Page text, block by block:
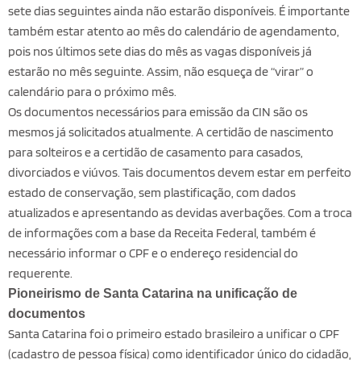
sete dias seguintes ainda não estarão disponíveis. É importante
também estar atento ao mês do calendário de agendamento,
pois nos últimos sete dias do mês as vagas disponíveis já
estarão no mês seguinte. Assim, não esqueça de “virar” o
calendário para o próximo mês.
Os documentos necessários para emissão da CIN são os
mesmos já solicitados atualmente. A certidão de nascimento
para solteiros e a certidão de casamento para casados,
divorciados e viúvos. Tais documentos devem estar em perfeito
estado de conservação, sem plastificação, com dados
atualizados e apresentando as devidas averbações. Com a troca
de informações com a base da Receita Federal, também é
necessário informar o CPF e o endereço residencial do
requerente.
Pioneirismo de Santa Catarina na unificação de
documentos
Santa Catarina foi o primeiro estado brasileiro a unificar o CPF
(cadastro de pessoa física) como identificador único do cidadão,